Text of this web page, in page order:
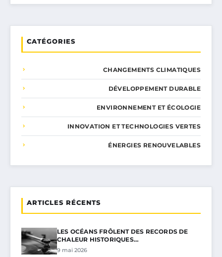
CATÉGORIES
CHANGEMENTS CLIMATIQUES
DÉVELOPPEMENT DURABLE
ENVIRONNEMENT ET ÉCOLOGIE
INNOVATION ET TECHNOLOGIES VERTES
ÉNERGIES RENOUVELABLES
ARTICLES RÉCENTS
LES OCÉANS FRÔLENT DES RECORDS DE
CHALEUR HISTORIQUES…
9 mai 2026